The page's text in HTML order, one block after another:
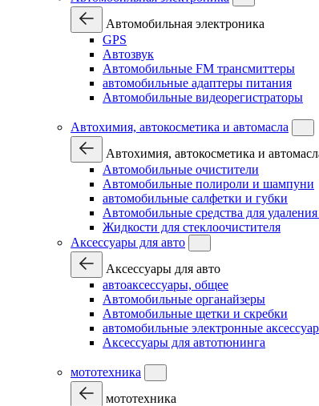
Автомобильная электроника
GPS
Автозвук
Автомобильные FM трансмиттеры
автомобильные адаптеры питания
Автомобильные видеорегистраторы
Автохимия, автокосметика и автомасла
Автохимия, автокосметика и
Автомобильные очистители
Автомобильные полироли и шампуни
автомобильные салфетки и губки
Автомобильные средства для
Жидкости для стеклоочистителя
Аксессуары для авто
Аксессуары для авто
автоаксессуары, общее
Автомобильные органайзеры
Автомобильные щетки и скребки
автомобильные электронные
Аксессуары для автотюнинга
мототехника
мототехника